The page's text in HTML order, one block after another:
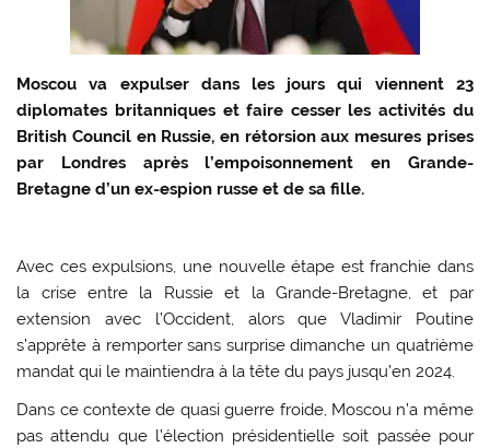
Moscou va expulser dans les jours qui viennent 23
diplomates britanniques et faire cesser les activités du
British Council en Russie, en rétorsion aux mesures prises
par Londres après l’empoisonnement en Grande-
Bretagne d’un ex-espion russe et de sa fille.
Avec ces expulsions, une nouvelle étape est franchie dans
la crise entre la Russie et la Grande-Bretagne, et par
extension avec l’Occident, alors que Vladimir Poutine
s’apprête à remporter sans surprise dimanche un quatrième
mandat qui le maintiendra à la tête du pays jusqu’en 2024.
Dans ce contexte de quasi guerre froide, Moscou n’a même
pas attendu que l’élection présidentielle soit passée pour